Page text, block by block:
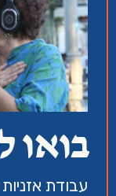
בואו
עבודת